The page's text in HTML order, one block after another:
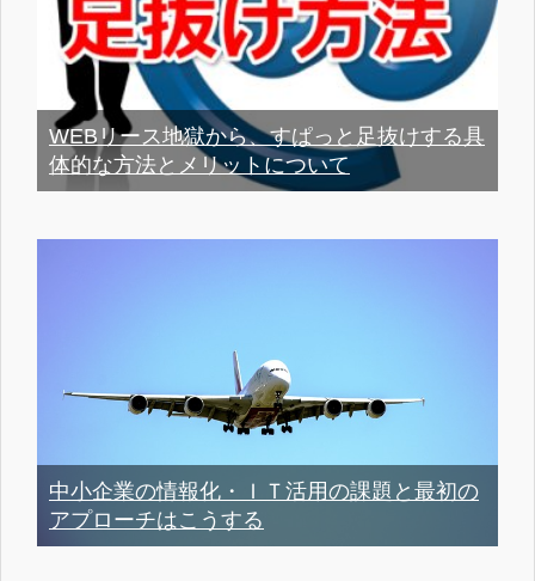
WEBリース地獄から、すぱっと足抜けする具
体的な方法とメリットについて
中小企業の情報化・ＩＴ活用の課題と最初の
アプローチはこうする